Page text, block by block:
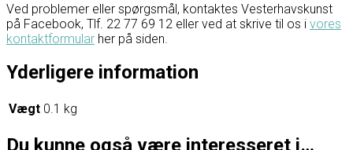
Ved problemer eller spørgsmål, kontaktes Vesterhavskunst
på Facebook, Tlf. 22 77 69 12 eller ved at skrive til os i vores
kontaktformular her på siden.
Yderligere information
Vægt 0.1 kg
Du kunne også være interesseret i…